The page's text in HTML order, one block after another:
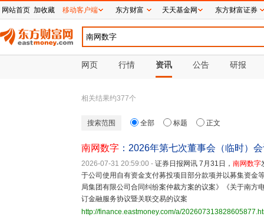
网页 行情 资讯 公告 研报
相关结果约377个
搜索范围 全部 标题 正文
南网数字 ：2026年第七次董事会（临时）
2026-07-31 20:59:00 - 证券日报网讯 7月31日， 南网数字
于公司使用自有资金支付募投项目部分款项并以募集资金
局集团有限公司合同纠纷案仲裁方案的议案》《关于南方
订金融服务协议暨关联交易的议案
http://finance.eastmoney.com/a/
网站首页 加收藏 移动客户端 东方财富 天天基金网 东方财富证券